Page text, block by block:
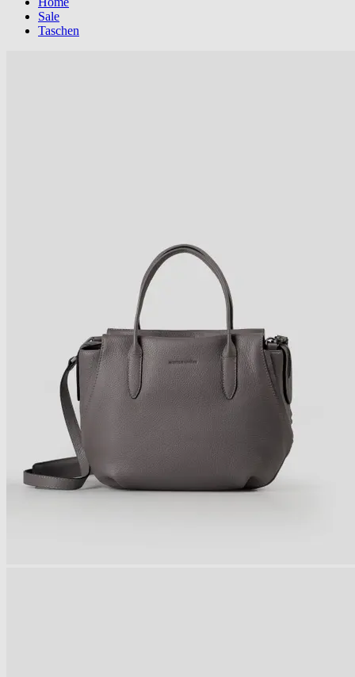
Sale
Taschen